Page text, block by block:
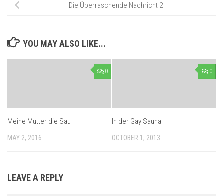
Die Überraschende Nachricht 2
YOU MAY ALSO LIKE...
0
Meine Mutter die Sau
MAY 2, 2016
0
In der Gay Sauna
OCTOBER 1, 2013
LEAVE A REPLY